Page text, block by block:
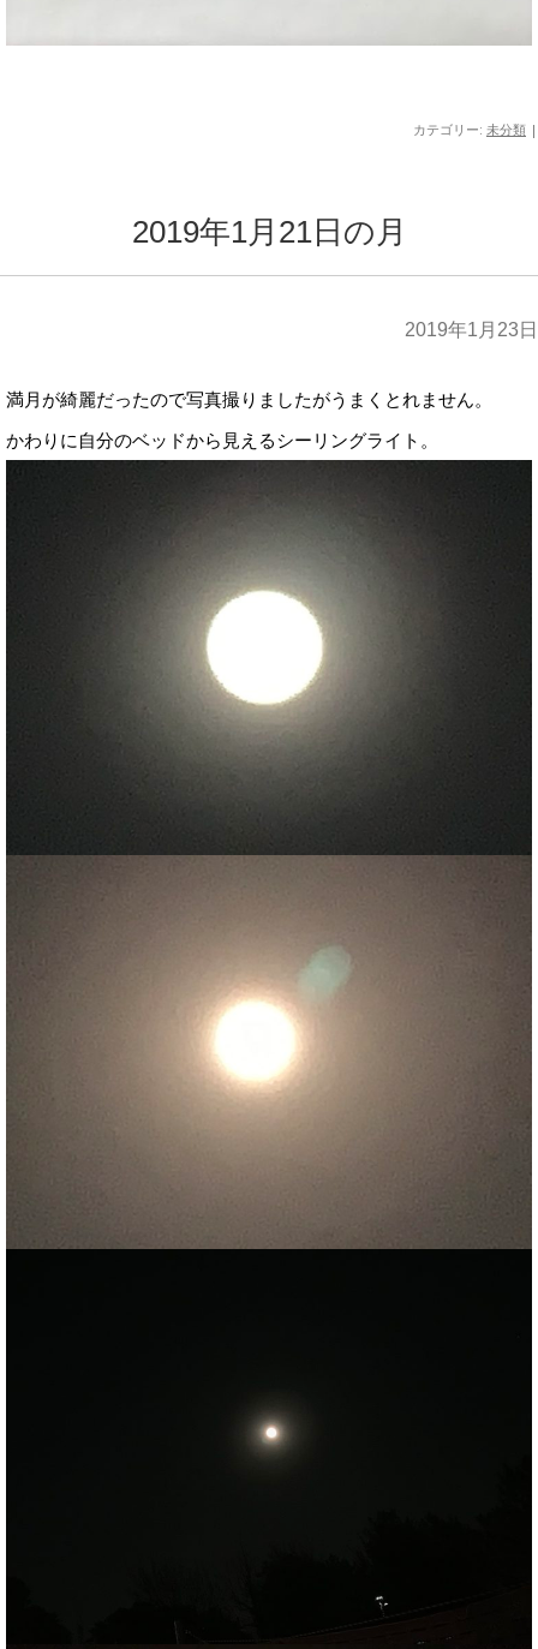
カテゴリー: 未分類 |
2019年1月21日の月
2019年1月23日
満月が綺麗だったので写真撮りましたがうまくとれません。
かわりに自分のベッドから見えるシーリングライト。